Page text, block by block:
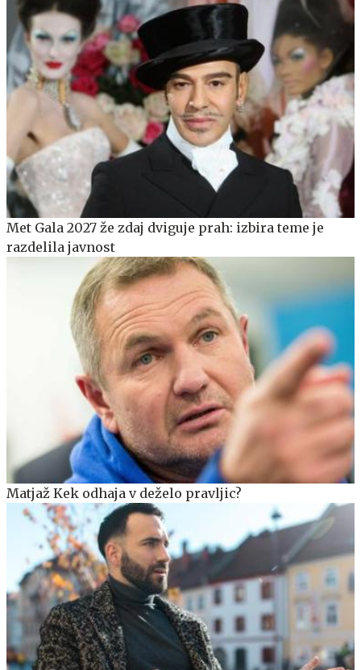
Met Gala 2027 že zdaj dviguje prah: izbira teme je
razdelila javnost
Matjaž Kek odhaja v deželo pravljic?